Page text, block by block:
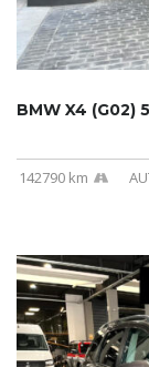
BMW X4 (G02)
142790 km